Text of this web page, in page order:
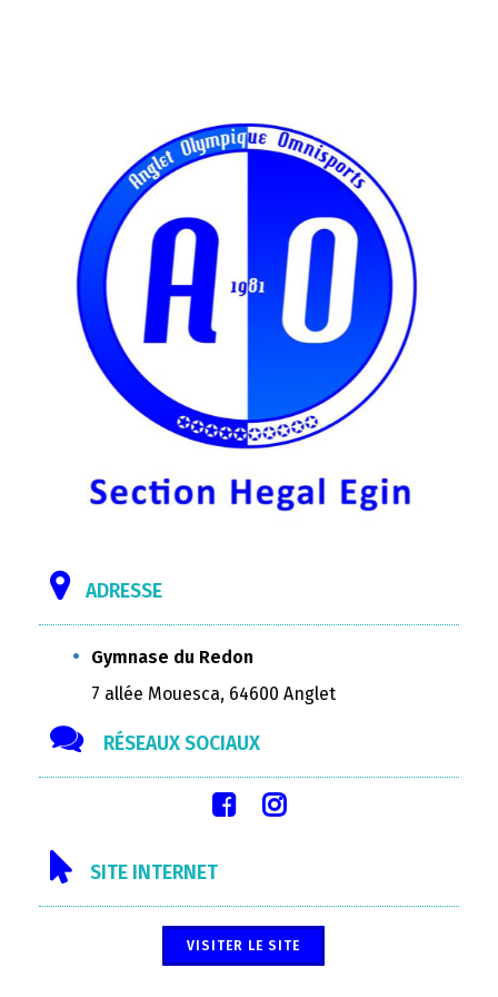
ADRESSE
Gymnase du Redon
7 allée Mouesca, 64600 Anglet
RÉSEAUX SOCIAUX
SITE INTERNET
VISITER LE SITE